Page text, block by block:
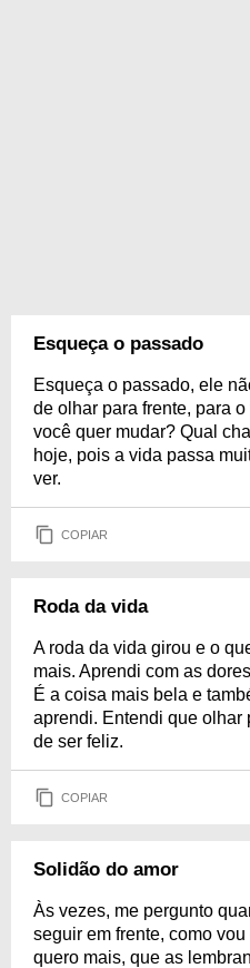
Esqueça o passado
Esqueça o passado, ele
de olhar para frente, para
você quer mudar? Qual
hoje, pois a vida passa
ver.
COPIAR
Roda da vida
A roda da vida girou e o
mais. Aprendi com as
É a coisa mais bela e
aprendi. Entendi que olhar
de ser feliz.
COPIAR
Solidão do amor
Às vezes, me pergunto
seguir em frente, como
quero mais, que as